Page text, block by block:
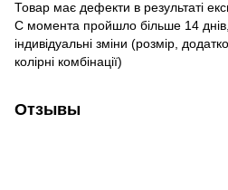
Товар має дефекти в результаті
С момента пройшло більше 14
індивідуальні зміни (розмір,
колірні комбінації)
Отзывы